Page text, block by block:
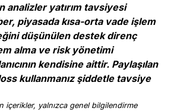
analizler yatırım tavsiyesi
piyasada kısa-orta vade işlem
düşünülen destek direnç
alma ve risk yönetimi
kendisine aittir. Paylaşılan
kullanmanız şiddetle tavsiye
içerikler, yalnızca genel bilgilendirme